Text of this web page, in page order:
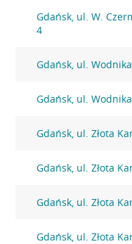
Gdańsk, ul. W.
4
Gdańsk, ul.
Gdańsk, ul.
Gdańsk, ul. Złota
Gdańsk, ul. Złota
Gdańsk, ul. Złota
Gdańsk, ul. Złota